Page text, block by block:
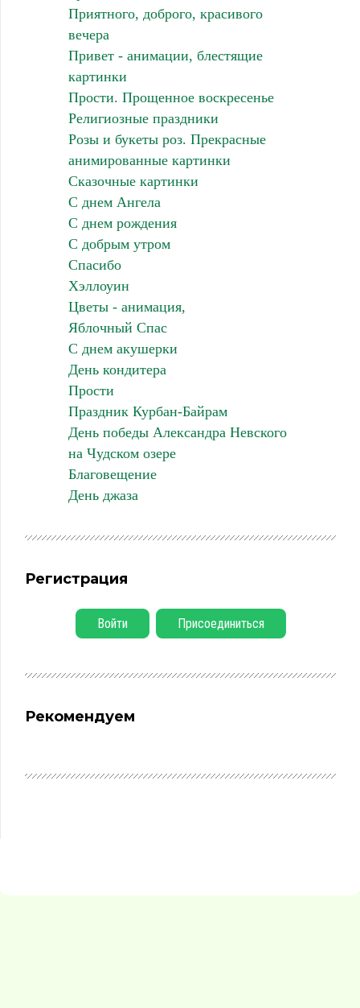
Приятного, доброго, красивого
вечера
Привет - анимации, блестящие
картинки
Прости. Прощенное воскресенье
Религиозные праздники
Розы и букеты роз. Прекрасные
анимированные картинки
Сказочные картинки
С днем Ангела
С днем рождения
С добрым утром
Спасибо
Хэллоуин
Цветы - анимация,
Яблочный Спас
С днем акушерки
День кондитера
Прости
Праздник Курбан-Байрам
День победы Александра Невского
на Чудском озере
Благовещение
День джаза
Регистрация
Войти Присоединиться
Рекомендуем